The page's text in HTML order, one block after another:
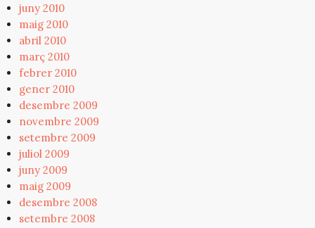
juny 2010
maig 2010
abril 2010
març 2010
febrer 2010
gener 2010
desembre 2009
novembre 2009
setembre 2009
juliol 2009
juny 2009
maig 2009
desembre 2008
setembre 2008